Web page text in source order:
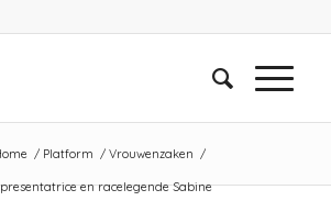
/ Platform / Vrouwenzaken /
en racelegende Sabine